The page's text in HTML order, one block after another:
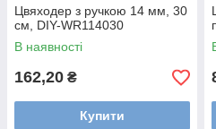
Цвяходер з ручкою 14 мм, 30
см, DIY-WR114030
В наявності
162,20 ₴
Купити